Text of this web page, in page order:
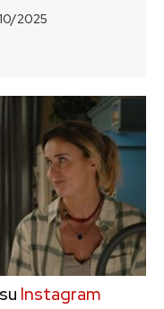
2025
Instagram